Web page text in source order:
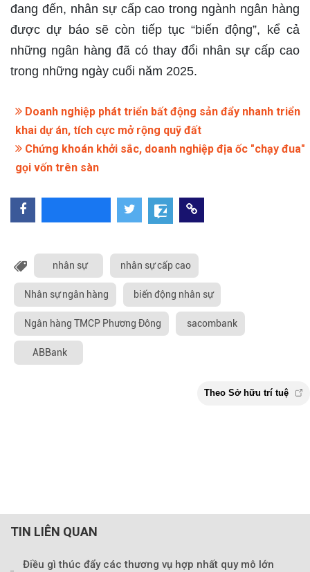
đang đến, nhân sự cấp cao trong ngành ngân hàng
được dự báo sẽ còn tiếp tục “biến động”, kể cả
những ngân hàng đã có thay đổi nhân sự cấp cao
trong những ngày cuối năm 2025.
Doanh nghiệp phát triển bất động sản đẩy nhanh triển
khai dự án, tích cực mở rộng quỹ đất
Chứng khoán khởi sắc, doanh nghiệp địa ốc "chạy đua"
gọi vốn trên sàn
nhân sự nhân sự cấp cao
Nhân sự ngân hàng biến động nhân sự
Ngân hàng TMCP Phương Đông sacombank
ABBank
TIN LIÊN QUAN
Điều gì thúc đẩy các thương vụ hợp nhất quy mô lớn